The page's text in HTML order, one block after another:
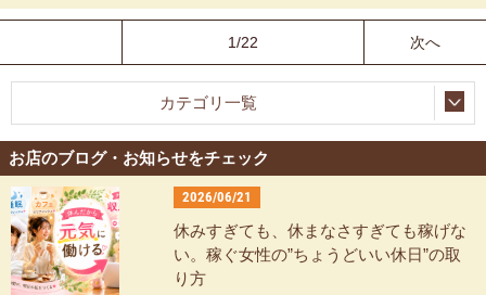
1/22 次へ
カテゴリ一覧
お店のブログ・お知らせをチェック
2026/06/21
休みすぎても、休まなさすぎても稼げな
い。稼ぐ女性の”ちょうどいい休日”の取
り方